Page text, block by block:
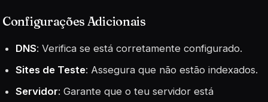
Configurações Adicionais
DNS: Verifica se está corretamente configurado.
Sites de Teste: Assegura que não estão indexados.
Servidor: Garante que o teu servidor está